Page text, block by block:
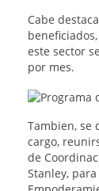
Cabe
este sector
por mes.
Tambien, se
cargo,
de
Stanley,